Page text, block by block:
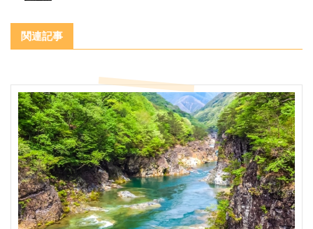
関連記事